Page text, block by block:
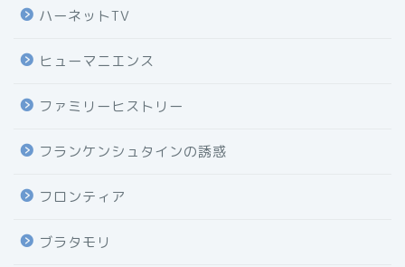
ハーネットTV
ヒューマニエンス
ファミリーヒストリー
フランケンシュタインの誘惑
フロンティア
ブラタモリ